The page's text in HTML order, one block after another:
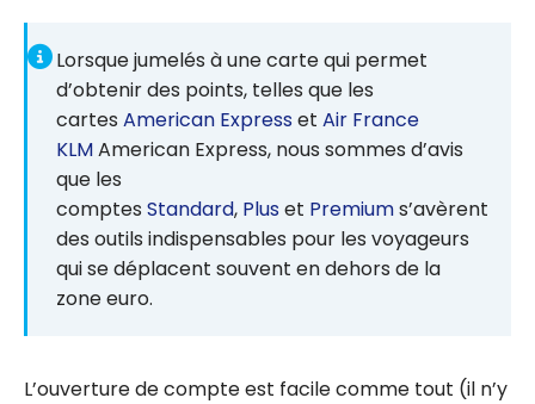
Lorsque jumelés à une carte qui permet
d’obtenir des points, telles que les
cartes American Express et Air France
KLMAmerican Express, nous sommes d’avis
que les
comptes Standard, Plus et Premiums’avèrent
des outils indispensables pour les voyageurs
qui se déplacent souvent en dehors de la
zone euro.
L’ouverture de compte est facile comme tout (il n’y